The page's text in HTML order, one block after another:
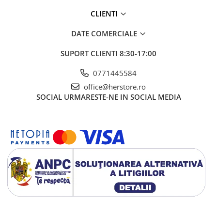
CLIENTI
DATE COMERCIALE
SUPORT CLIENTI 8:30-17:00
0771445584
office@herstore.ro
SOCIAL URMARESTE-NE IN SOCIAL MEDIA